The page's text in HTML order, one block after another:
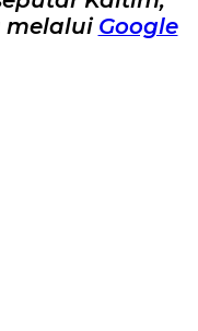
melalui Google